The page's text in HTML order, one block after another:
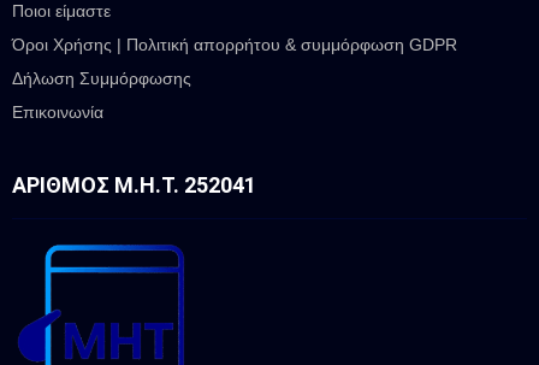
Ποιοι είμαστε
Όροι Χρήσης | Πολιτική απορρήτου & συμμόρφωση GDPR
Δήλωση Συμμόρφωσης
Επικοινωνία
ΑΡΙΘΜΌΣ Μ.Η.Τ. 252041